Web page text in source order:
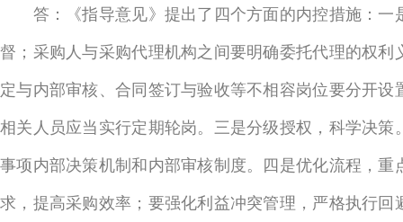
答：《指导意见》提出了四个方面的内控措施：一
督；采购人与采购代理机构之间要明确委托代理的权
定与内部审核、合同签订与验收等不相容岗位要分开
相关人员应当实行定期轮岗。三是分级授权，科学决
事项内部决策机制和内部审核制度。四是优化流程，
求，提高采购效率；要强化利益冲突管理，严格执行回